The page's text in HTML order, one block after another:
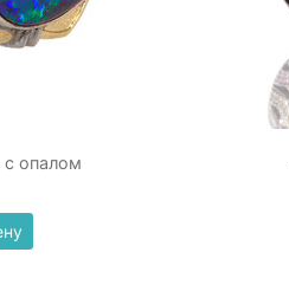
с опалом